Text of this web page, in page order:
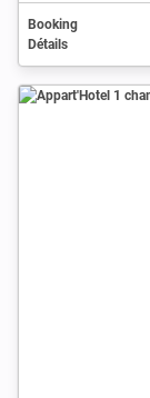
Booking
Détails